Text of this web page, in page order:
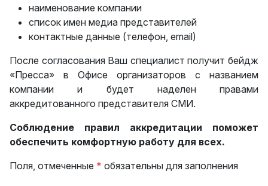
наименование компании
список имен медиа представителей
контактные данные (телефон, email)
После согласования Ваш специалист получит бейдж
«Пресса» в Офисе организаторов с названием
компании и будет наделен правами
аккредитованного представителя СМИ.
Соблюдение правил аккредитации поможет
обеспечить комфортную работу для всех.
Поля, отмеченные * обязательны для заполнения